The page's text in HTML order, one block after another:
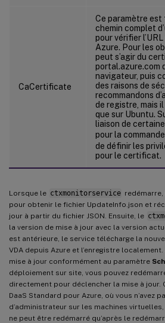
CaCertificate
Ce paramètre
chemin complet
pour vérifier
Azure. Pour les
peut s’agir du
portal.azure.com
navigateur, puis
des raisons de
recommandons
de registre, mais
que sur Ubuntu.
liaison de
pour la commande
de définir les
pour le certificat.
Lorsque le ctxmonitorservice redémarre,
pour obtenir le fichier UpdateInfo.json et
jour à partir du fichier JSON. Ensuite, le
la version de mise à jour avec la version
est antérieure, le service télécharge la
VDA depuis Azure et l’enregistre
mise à jour conformément au paramètre
déploiement sur site, vous pouvez
directement pour déclencher la mise à jour.
DaaS Standard pour Azure, où vous n’avez
d’administrateur sur les machines
ne peut être redémarré qu’après le